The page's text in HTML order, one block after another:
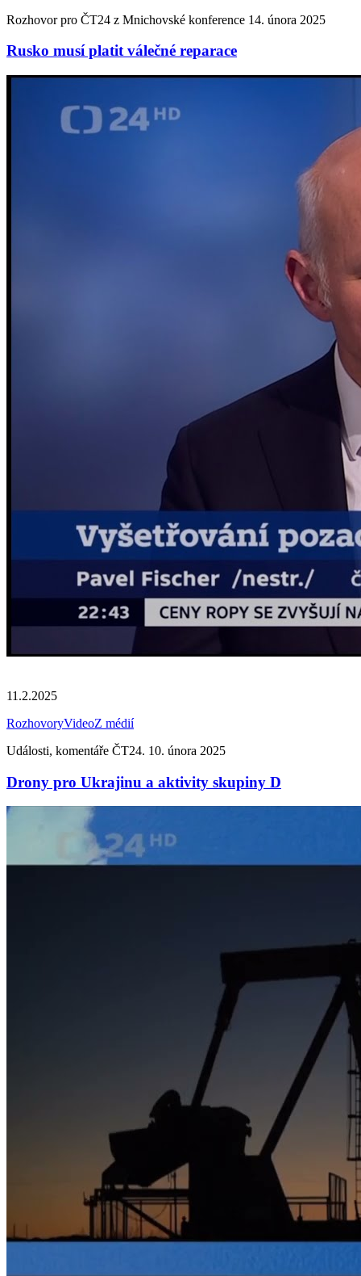
Rozhovor pro ČT24 z Mnichovské konference 14. února 2025
Rusko musí platit válečné reparace
11.2.2025
RozhovoryVideoZ médií
Události, komentáře ČT24. 10. února 2025
Drony pro Ukrajinu a aktivity skupiny D